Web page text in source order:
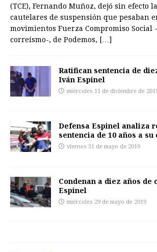
(TCE), Fernando Muñoz, dejó sin efecto
cautelares de suspensión que pesaban
movimientos Fuerza Compromiso Social
correísmo-, de Podemos, […]
Ratifican sentencia de
Iván Espinel
miércoles 11 de diciembre de
Defensa Espinel analiza
sentencia de 10 años a su
viernes 31 de mayo de 2019
Condenan a diez años de
Espinel
miércoles 29 de mayo de 2019